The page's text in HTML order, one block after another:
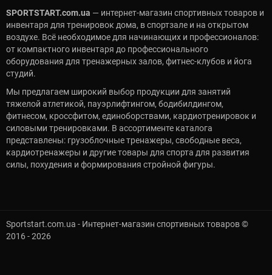
SPORTSTART.com.ua — интернет-магазин спортивных товаров и
инвентаря для тренировок дома, в спортзале и на открытом
воздухе. Всё необходимое для начинающих и профессионалов:
от компактного инвентаря до профессионального
оборудования для тренажерных залов, фитнес-клубов и йога
студий.
Мы предлагаем широкий выбор продукции для занятий
тяжелой атлетикой, пауэрлифтингом, бодибилдингом,
фитнесом, кроссфитом, единоборствами, кардиотренировок и
силовыми тренировками. В ассортименте каталога
представлены: грузоблочные тренажеры, свободные веса,
кардиотренажеры и другие товары для спорта для развития
силы, похудения и формирования стройной фигуры.
Sportstart.com.ua - Интернет-магазин спортивных товаров ©
2016 - 2026